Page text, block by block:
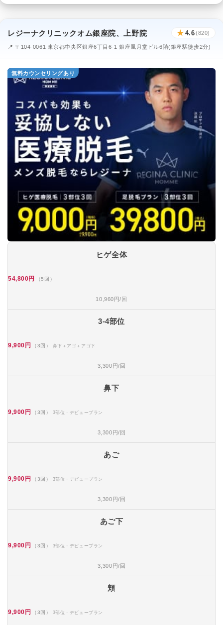
レジーナクリニックオム銀座院、上野院 ★ 4.6(820)
📍 〒104-0061 東京都中央区銀座6丁目6-1 銀座風月堂ビル6階(銀座駅徒歩2分)
無料カウンセリングあり
ヒゲ全体
54,800円 （5回）
10,960円/回
3-4部位
9,900円 （3回） 鼻下＋アゴ＋アゴ下
3,300円/回
鼻下
9,900円 （3回） 3部位・デビュープラン
3,300円/回
あご
9,900円 （3回） 3部位・デビュープラン
3,300円/回
あご下
9,900円 （3回） 3部位・デビュープラン
3,300円/回
頬
9,900円 （3回） 3部位・デビュープラン